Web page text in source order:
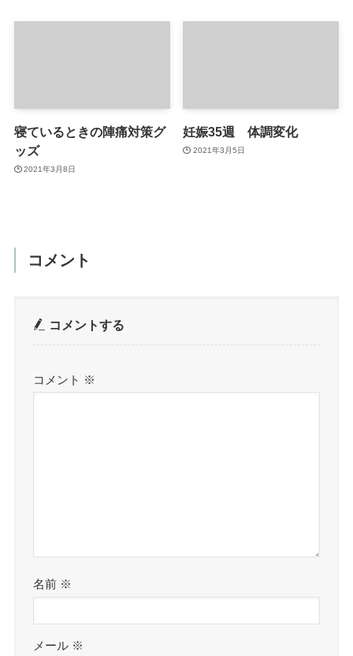
寝ているときの陣痛対策グ
ッズ
2021年3月8日
妊娠35週 体調変化
2021年3月5日
コメント
コメントする
コメント ※
名前 ※
メール ※